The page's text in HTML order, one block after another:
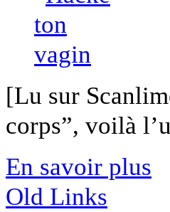
[Lu sur
corps”, voilà
En savoir plus
Old Links